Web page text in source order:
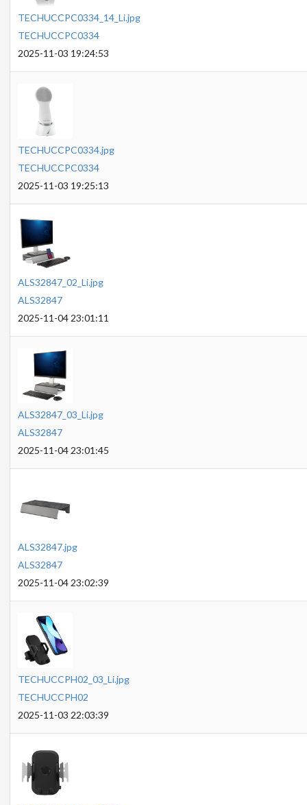
TECHUCCPC0334_14_Li.jpg
TECHUCCPC0334
2025-11-03 19:24:53
TECHUCCPC0334.jpg
TECHUCCPC0334
2025-11-03 19:25:13
ALS32847_02_Li.jpg
ALS32847
2025-11-04 23:01:11
ALS32847_03_Li.jpg
ALS32847
2025-11-04 23:01:45
ALS32847.jpg
ALS32847
2025-11-04 23:02:39
TECHUCCPH02_03_Li.jpg
TECHUCCPH02
2025-11-03 22:03:39